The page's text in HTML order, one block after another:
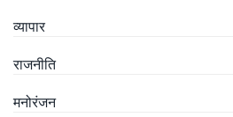
व्यापार
राजनीति
मनोरंजन